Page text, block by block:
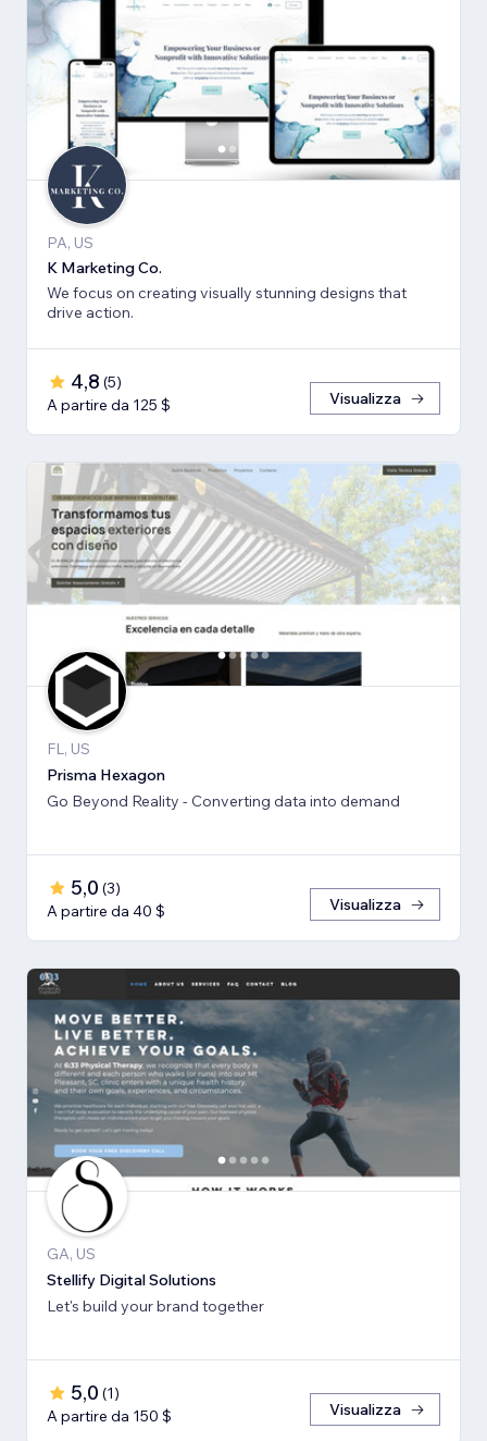
PA, US
K Marketing Co.
We focus on creating visually stunning designs that
drive action.
4,8 (5)
A partire da 125 $
Visualizza
FL, US
Prisma Hexagon
Go Beyond Reality - Converting data into demand
5,0 (3)
A partire da 40 $
Visualizza
GA, US
Stellify Digital Solutions
Let's build your brand together
5,0 (1)
A partire da 150 $
Visualizza